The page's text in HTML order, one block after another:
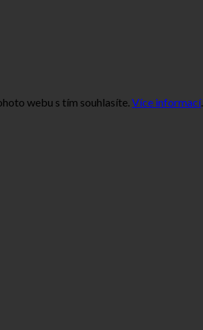
webu s tím souhlasíte. Více informací.